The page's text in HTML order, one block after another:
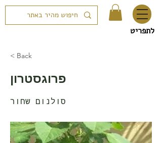
לתפריט
< Back
פרוגסטרון
סולנום שחור